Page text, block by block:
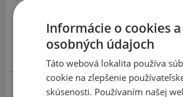
Informácie o cookies a
osobných údajoch
Táto webová lokalita používa
cookie na zlepšenie
skúsenosti. Používaním našej